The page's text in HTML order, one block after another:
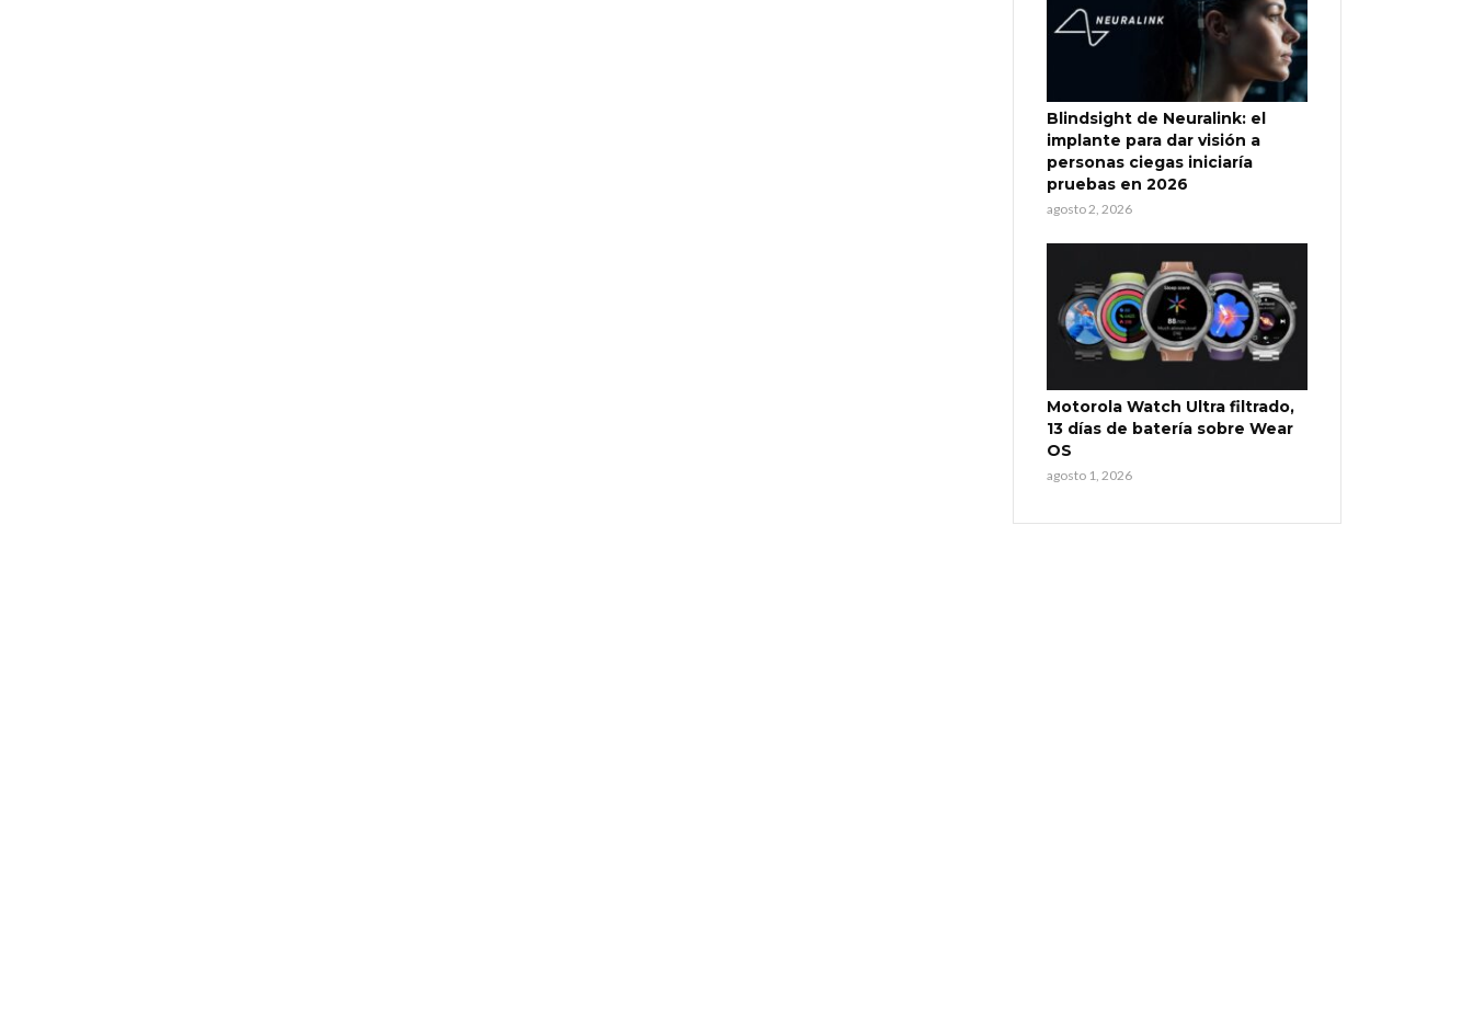
Blindsight de Neuralink: el
implante para dar visión a
personas ciegas iniciaría
pruebas en 2026
agosto 2, 2026
Motorola Watch Ultra filtrado,
13 días de batería sobre Wear
OS
agosto 1, 2026